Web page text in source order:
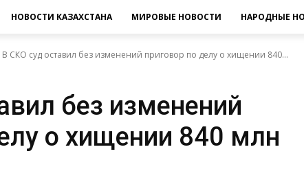
НОВОСТИ КАЗАХСТАНА МИРОВЫЕ НОВОСТИ НАРОДНЫЕ
В СКО суд оставил без изменений приговор по делу о хищении 840...
без изменений
о хищении 840 млн